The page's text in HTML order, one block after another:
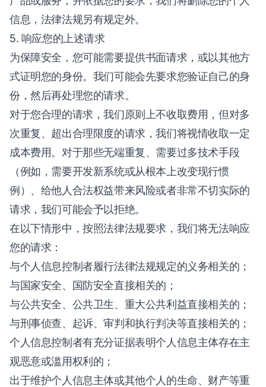
信息，法律法规另有规定外。
5. 响应您的上述请求
为保障安全，您可能需要提供书面请求，或以其他方
式证明您的身份。我们可能会先要求您验证自己的身
份，然后再处理您的请求。
对于您合理的请求，我们原则上不收取费用，但对多
次重复、超出合理限度的请求，我们将视情收取一定
成本费用。对于那些无端重复、需要过多技术手段
（例如，需要开发新系统或从根本上改变现行惯
例）、给他人合法权益带来风险或者非常不切实际的
请求，我们可能会予以拒绝。
在以下情形中，按照法律法规要求，我们将无法响应
您的请求：
与个人信息控制者履行法律法规规定的义务相关的；
与国家安全、国防安全直接相关的；
与公共安全、公共卫生、重大公共利益直接相关的；
与刑事侦查、起诉、审判和执行判决等直接相关的；
个人信息控制者有充分证据表明个人信息主体存在主
观恶意或滥用权利的；
出于维护个人信息主体或其他个人的生命、财产等重